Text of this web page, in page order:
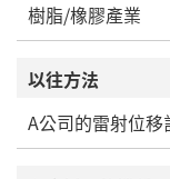
樹脂/橡膠產業
以往方法
A公司的雷射位移